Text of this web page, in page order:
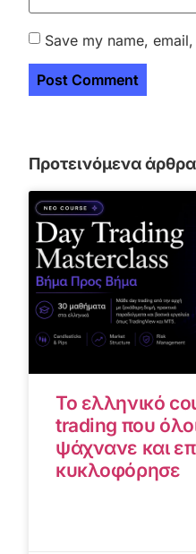
Save my name,
Προτεινόμενα
Το ελληνικό
trading που
ψάχνανε και
κυκλοφόρησε